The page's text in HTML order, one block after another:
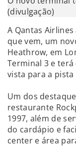
(divulgação)
A Qantas
que vem, um
Heathrow, em
Terminal 3 e terá
vista para a pista
Um dos
restaurante
1997, além de
do cardápio e
center e área